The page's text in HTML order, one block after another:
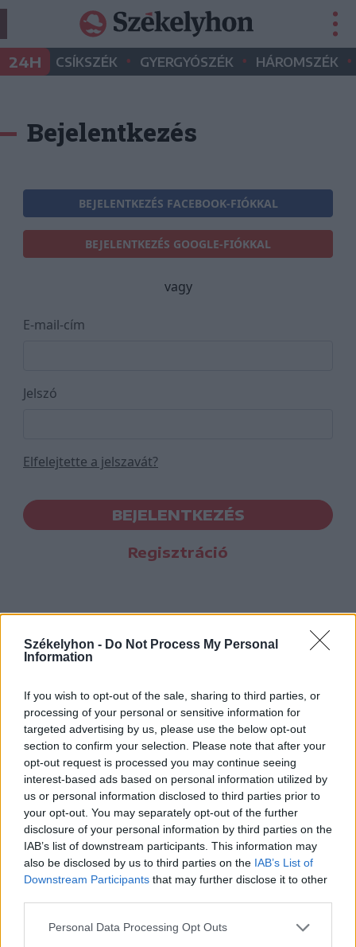
Székelyhon - Do Not Process My Personal
Information
If you wish to opt-out of the sale, sharing to third parties, or
processing of your personal or sensitive information for
targeted advertising by us, please use the below opt-out
section to confirm your selection. Please note that after your
opt-out request is processed you may continue seeing
interest-based ads based on personal information utilized by
us or personal information disclosed to third parties prior to
your opt-out. You may separately opt-out of the further
disclosure of your personal information by third parties on the
IAB’s list of downstream participants. This information may
also be disclosed by us to third parties on the IAB’s List of
Downstream Participants that may further disclose it to other
Personal Data Processing Opt Outs
24H CSÍKSZÉK • GYERGYÓSZÉK • HÁROMSZÉK •
Bejelentkezés
BEJELENTKEZÉS FACEBOOK-FIÓKKAL
BEJELENTKEZÉS GOOGLE-FIÓKKAL
vagy
E-mail-cím
Jelszó
Elfelejtette a jelszavát?
BEJELENTKEZÉS
Regisztráció
Hasznos
Impresszum
Szerzői jogok
Adatvédelmi tájékoztató
Cookie-kezelési tájékoztató
Hozzászólási szabályzat
Nyomtatott lapjaink archívuma
Székely Hírmondó archívuma